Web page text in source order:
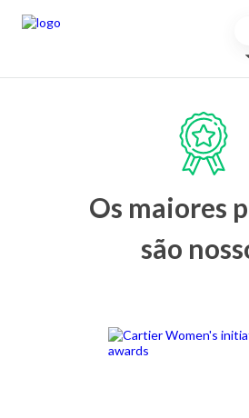
Os maiores
são